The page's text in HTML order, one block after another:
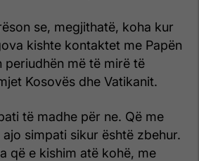
se, megjithatë, koha kur
kishte kontaktet me Papën
periudhën më të mirë të
Kosovës dhe Vatikanit.
të madhe për ne. Që me
ajo simpati sikur është zbehur.
që e kishim atë kohë, me